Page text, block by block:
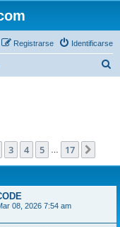
Identificarse
Registrarse
de 17
3 4 5 17
08, 2026 7:54 am